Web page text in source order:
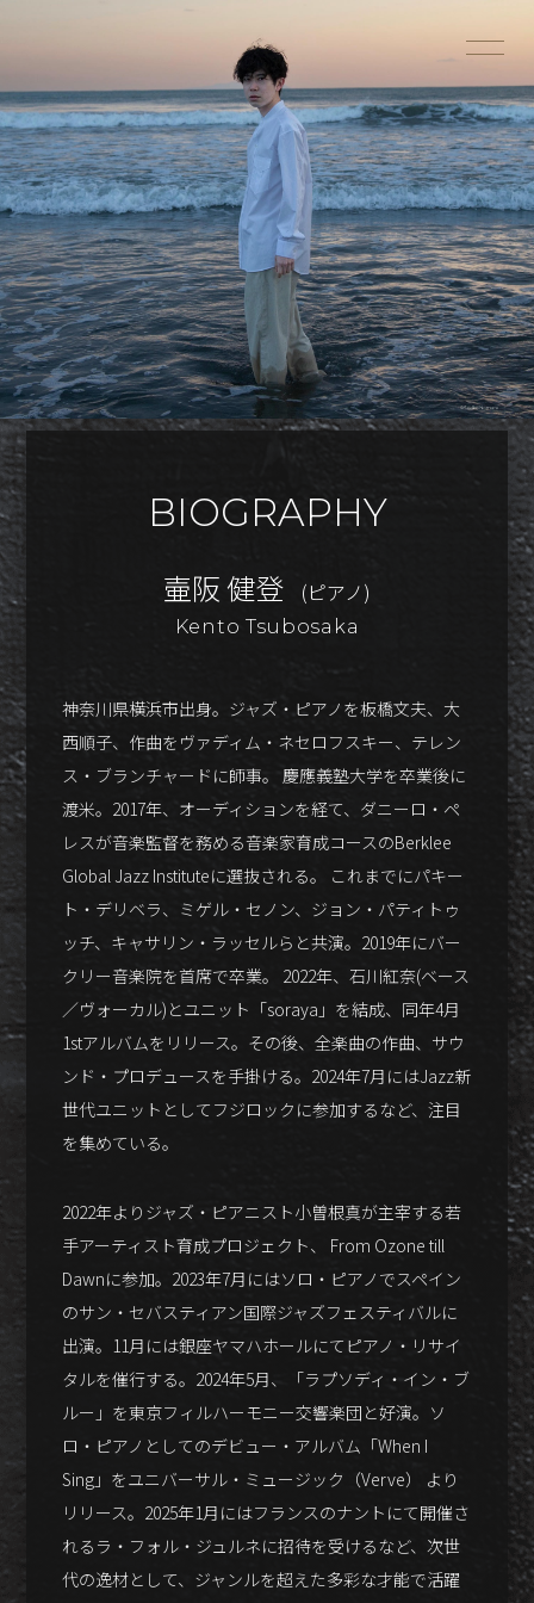
BIOGRAPHY
壷阪 健登 (ピアノ)
Kento Tsubosaka
神奈川県横浜市出身。ジャズ・ピアノを板橋文夫、大
西順子、作曲をヴァディム・ネセロフスキー、テレン
ス・ブランチャードに師事。 慶應義塾大学を卒業後に
渡米。2017年、オーディションを経て、ダニーロ・ペ
レスが音楽監督を務める音楽家育成コースのBerklee
Global Jazz Instituteに選抜される。 これまでにパキー
ト・デリベラ、ミゲル・セノン、ジョン・パティトゥ
ッチ、キャサリン・ラッセルらと共演。2019年にバー
クリー音楽院を首席で卒業。 2022年、石川紅奈(ベース
／ヴォーカル)とユニット「soraya」を結成、同年4月
1stアルバムをリリース。その後、全楽曲の作曲、サウ
ンド・プロデュースを手掛ける。2024年7月にはJazz新
世代ユニットとしてフジロックに参加するなど、注目
を集めている。
2022年よりジャズ・ピアニスト小曽根真が主宰する若
手アーティスト育成プロジェクト、 From Ozone till
Dawnに参加。2023年7月にはソロ・ピアノでスペイン
のサン・セバスティアン国際ジャズフェスティバルに
出演。11月には銀座ヤマハホールにてピアノ・リサイ
タルを催行する。2024年5月、「ラプソディ・イン・ブ
ルー」を東京フィルハーモニー交響楽団と好演。ソ
ロ・ピアノとしてのデビュー・アルバム「When I
Sing」をユニバーサル・ミュージック（Verve） より
リリース。2025年1月にはフランスのナントにて開催さ
れるラ・フォル・ジュルネに招待を受けるなど、次世
代の逸材として、ジャンルを超えた多彩な才能で活躍